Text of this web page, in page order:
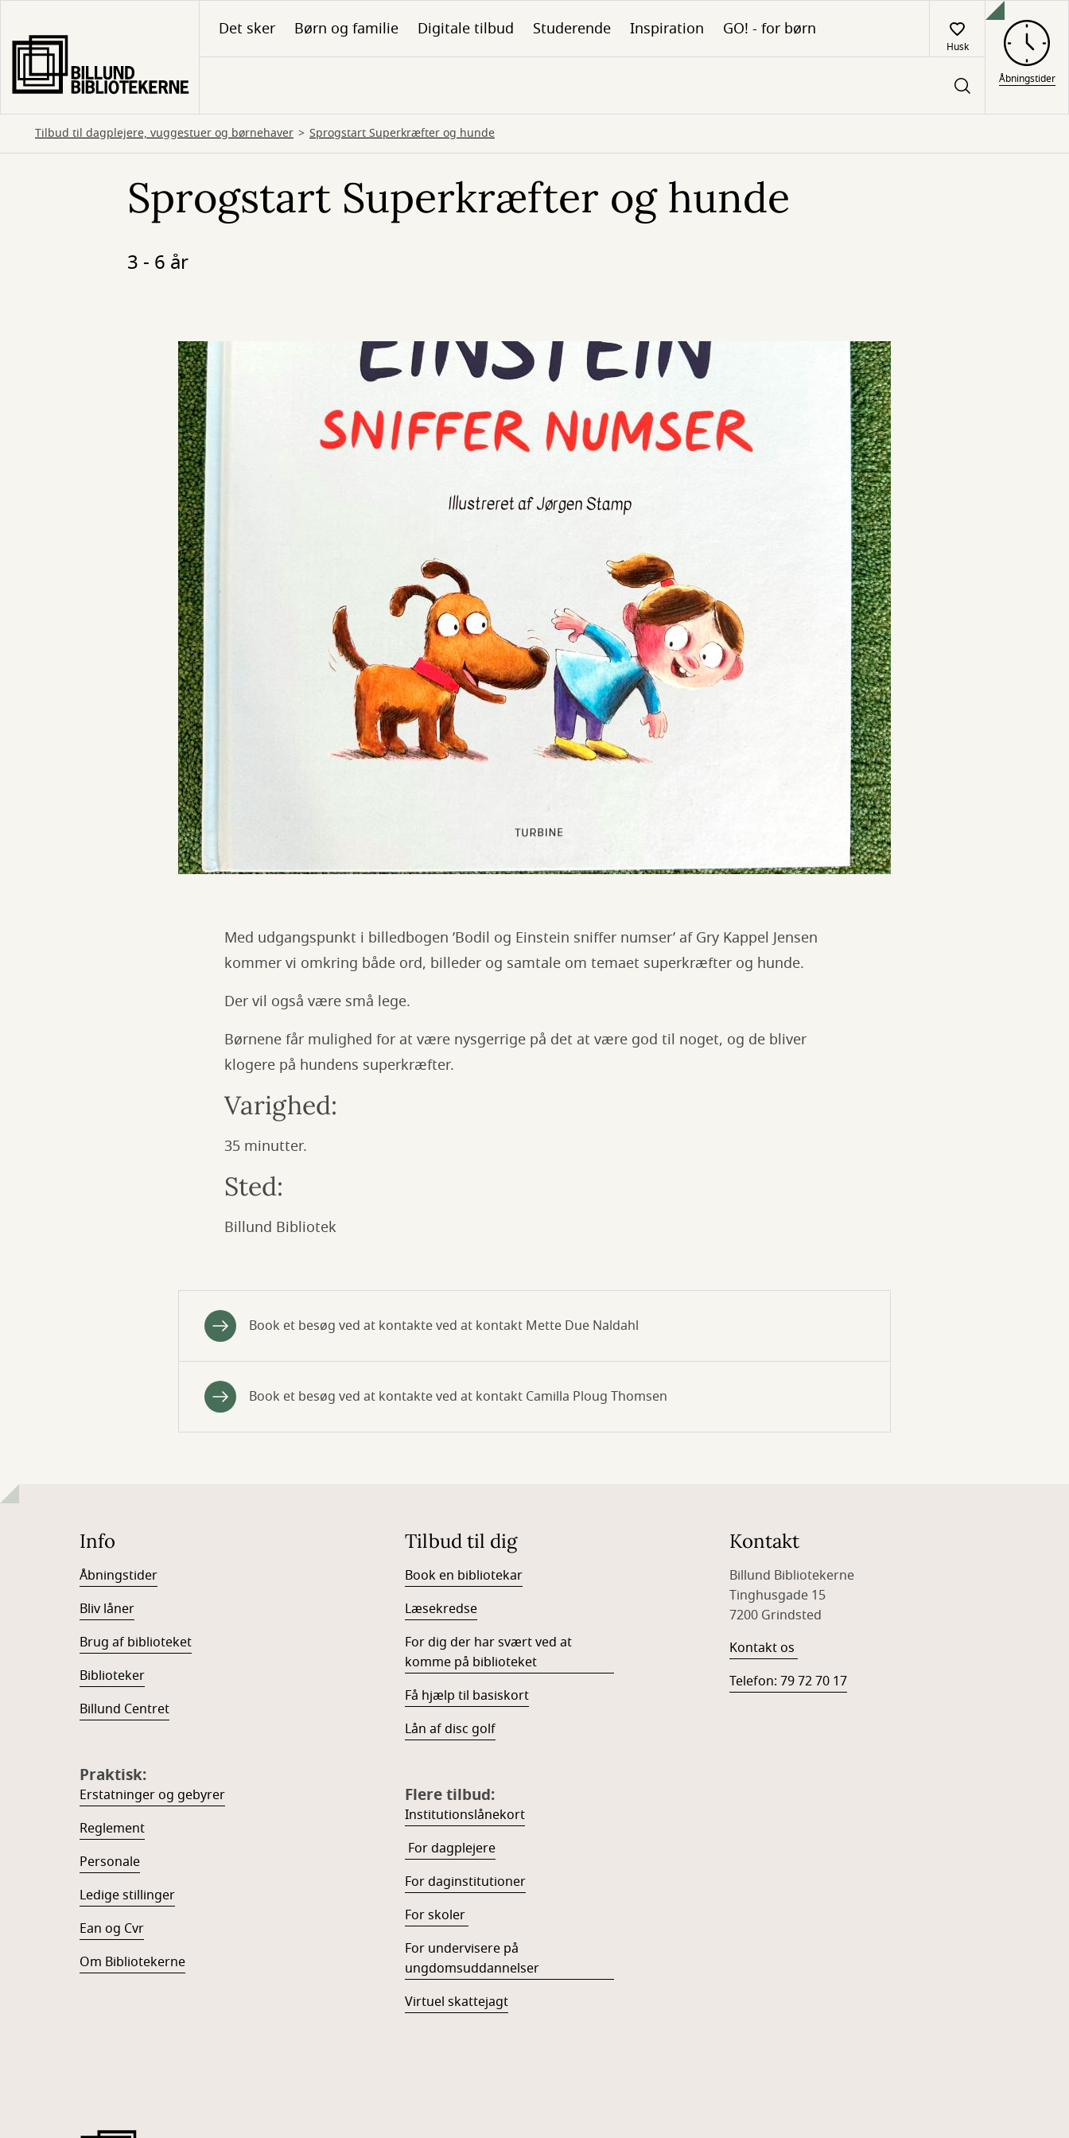
hovedindhold
Det sker Børn og familie Digitale tilbud Studerende Inspiration GO! - for børn
Husk
Åbningstider
Tilbud til dagplejere, vuggestuer og børnehaver Sprogstart Superkræfter og hunde
Sprogstart Superkræfter og hunde
3 - 6 år
Med udgangspunkt i billedbogen ’Bodil og Einstein sniffer numser’ af Gry Kappel Jensen
kommer vi omkring både ord, billeder og samtale om temaet superkræfter og hunde.
Der vil også være små lege.
Børnene får mulighed for at være nysgerrige på det at være god til noget, og de bliver
klogere på hundens superkræfter.
Varighed:
35 minutter.
Sted:
Billund Bibliotek
Book et besøg ved at kontakte ved at kontakt Mette Due Naldahl
Book et besøg ved at kontakte ved at kontakt Camilla Ploug Thomsen
Info
Åbningstider
Bliv låner
Brug af biblioteket
Biblioteker
Billund Centret
Praktisk:
Erstatninger og gebyrer
Reglement
Personale
Ledige stillinger
Ean og Cvr
Om Bibliotekerne
Tilbud til dig
Book en bibliotekar
Læsekredse
For dig der har svært ved at
komme på biblioteket
Få hjælp til basiskort
Lån af disc golf
Flere tilbud:
Institutionslånekort
For dagplejere
For daginstitutioner
For skoler
For undervisere på
ungdomsuddannelser
Virtuel skattejagt
Kontakt
Billund Bibliotekerne
Tinghusgade 15
7200 Grindsted
Kontakt os
Telefon: 79 72 70 17